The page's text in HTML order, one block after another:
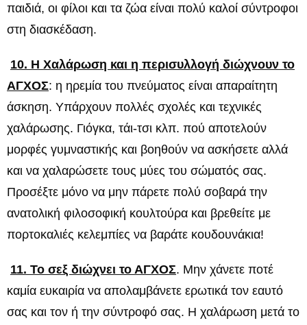
παιδιά, οι φίλοι και τα ζώα είναι πολύ καλοί σύντροφοι
στη διασκέδαση.
10. Η Χαλάρωση και η περισυλλογή διώχνουν το
ΑΓΧΟΣ: η ηρεμία του πνεύματος είναι απαραίτητη
άσκηση. Υπάρχουν πολλές σχολές και τεχνικές
χαλάρωσης. Γιόγκα, τάι-τσι κλπ. πού αποτελούν
μορφές γυμναστικής και βοηθούν να ασκήσετε αλλά
και να χαλαρώσετε τους μύες του σώματός σας.
Προσέξτε μόνο να μην πάρετε πολύ σοβαρά την
ανατολική φιλοσοφική κουλτούρα και βρεθείτε με
πορτοκαλιές κελεμπίες να βαράτε κουδουνάκια!
11. Το σεξ διώχνει το ΑΓΧΟΣ. Μην χάνετε ποτέ
καμία ευκαιρία να απολαμβάνετε ερωτικά τον εαυτό
σας και τον ή την σύντροφό σας. Η χαλάρωση μετά το